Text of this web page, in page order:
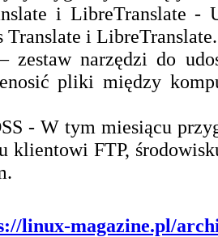
i LibreTranslate -
Translate i LibreTranslate.
zestaw narzędzi do
pliki między
- W tym miesiącu
klientowi FTP,
linux-magazine.pl/